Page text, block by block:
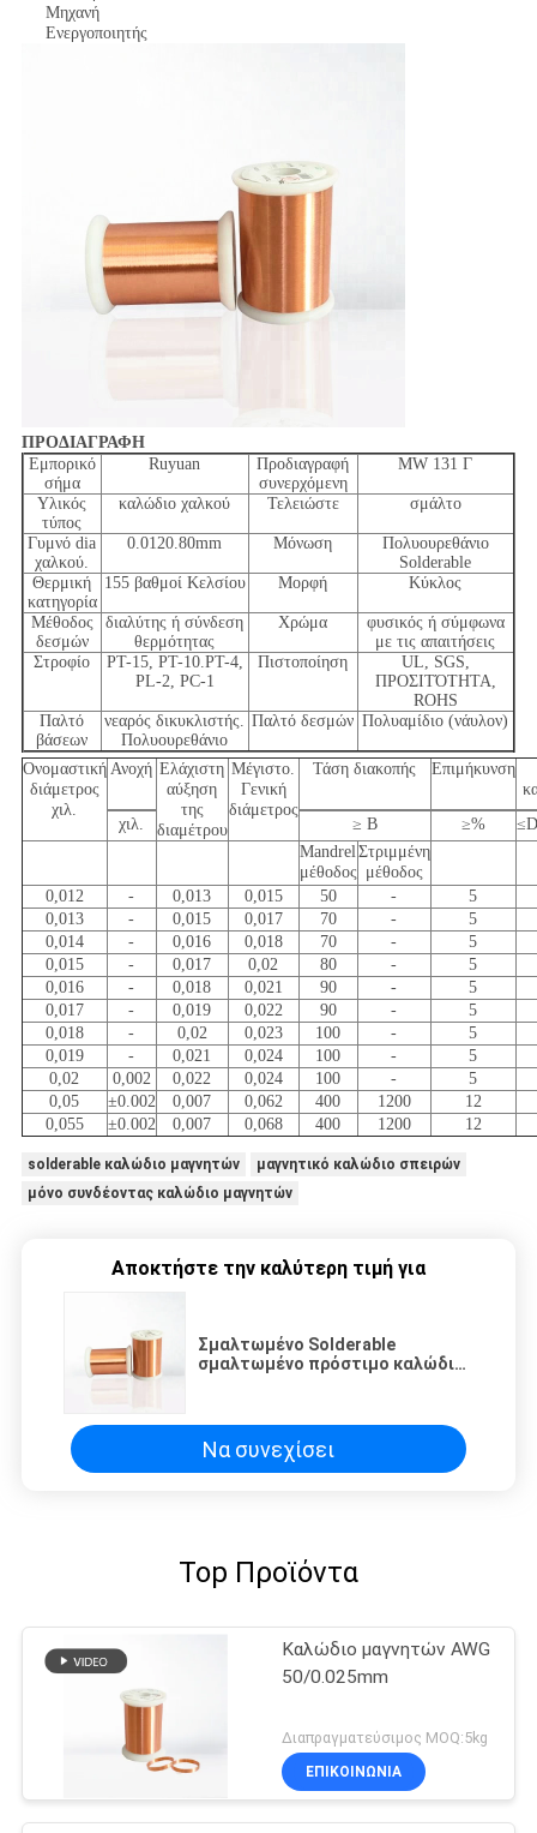
Μηχανή
Ενεργοποιητής
ΠΡΟΔΙΑΓΡΑΦΗ
Εμπορικό
σήμα
Ruyuan
Προδιαγραφή
συνερχόμενη
MW 131 Γ
Υλικός
τύπος
καλώδιο χαλκού Τελειώστε σμάλτο
Γυμνό dia
χαλκού.
0.0120.80mm Μόνωση
Πολυουρεθάνιο
Solderable
Θερμική
κατηγορία
155 βαθμοί Κελσίου Μορφή Κύκλος
Μέθοδος
δεσμών
διαλύτης ή σύνδεση
θερμότητας
Χρώμα
φυσικός ή σύμφωνα
με τις απαιτήσεις
Στροφίο
PT-15, PT-10.PT-4,
PL-2, PC-1
Πιστοποίηση
UL, SGS,
ΠΡΟΣΙΤΌΤΗΤΑ,
ROHS
Παλτό
βάσεων
νεαρός δικυκλιστής.
Πολυουρεθάνιο
Παλτό δεσμών Πολυαμίδιο (νάυλον)
Ονομαστική
διάμετρος
χιλ.
Ανοχή Ελάχιστη
αύξηση
της
διαμέτρου
Μέγιστο.
Γενική
διάμετρος
Τάση διακοπής
Επιμήκυνση
χιλ.
≥ Β ≥%
Mandrel
μέθοδος
Στριμμένη
μέθοδος
0,012
- 0,013 0,015 50 -
5
0,013
- 0,015 0,017 70 -
5
0,014
- 0,016 0,018 70 -
5
0,015
- 0,017 0,02 80 -
5
0,016
- 0,018 0,021 90 -
5
0,017
- 0,019 0,022 90 -
5
0,018
- 0,02 0,023 100 -
5
0,019
- 0,021 0,024 100 -
5
0,02
0,002 0,022 0,024 100 -
5
0,05
±0.002 0,007 0,062 400 1200
12
0,055
±0.002 0,007 0,068 400 1200 12
solderable καλώδιο μαγνητών
μαγνητικό καλώδιο σπειρών
μόνο συνδέοντας καλώδιο μαγνητών
Αποκτήστε την καλύτερη τιμή για
Σμαλτωμένο Solderable
σμαλτωμένο πρόστιμο καλώδιο
Να συνεχίσει
Top Προϊόντα
Καλώδιο μαγνητών AWG
50/0.025mm
Διαπραγματεύσιμος MOQ:5kg
ΕΠΙΚΟΙΝΩΝΙΑ